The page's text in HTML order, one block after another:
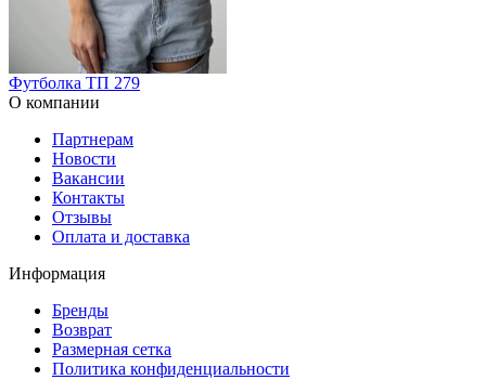
Футболка ТП 279
О компании
Партнерам
Новости
Вакансии
Контакты
Отзывы
Оплата и доставка
Информация
Бренды
Возврат
Размерная сетка
Политика конфиденциальности